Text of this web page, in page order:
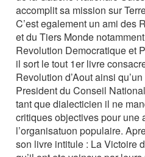
accomplit sa mission sur
C’est egalement un ami des
et du Tiers Monde
Revolution Democratique et
il sort le tout 1er livre
Revolution d’Aout ainsi
President du Conseil
tant que dialecticien il ne
critiques objectives pour une
l’organisatuon populaire.
son livre intitule : La Victoire